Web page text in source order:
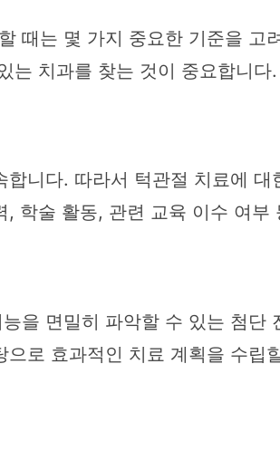
때는 몇 가지 중요한 기준을
는 치과를 찾는 것이 중요합니다.
니다. 따라서 턱관절 치료에
학술 활동, 관련 교육 이수 여부
을 면밀히 파악할 수 있는 첨
로 효과적인 치료 계획을 수립